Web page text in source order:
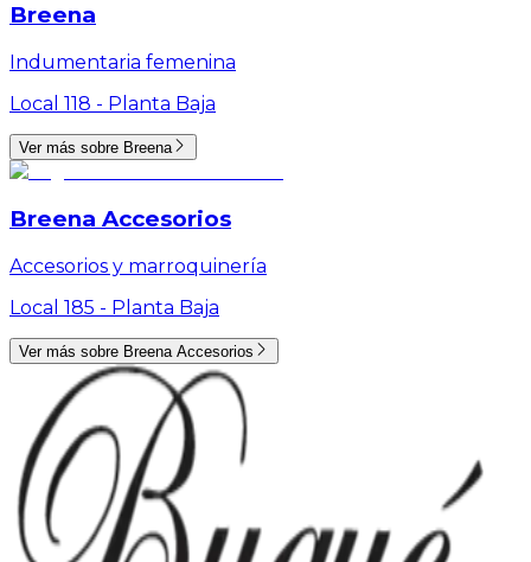
Breena
Indumentaria femenina
Local 118 - Planta Baja
Ver más sobre Breena
Breena Accesorios
Accesorios y marroquinería
Local 185 - Planta Baja
Ver más sobre Breena Accesorios